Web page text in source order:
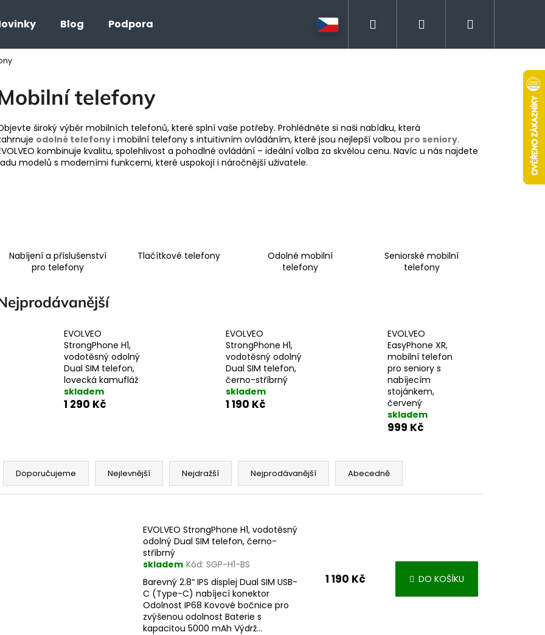
Blog Podpora Přihlášení
telefony
široký výběr mobilních telefonů, které splní vaše potřeby. Prohlédněte si naši nabídku, která
odolné telefony i mobilní telefony s intuitivním ovládáním, které jsou nejlepší volbou pro seniory.
kombinuje kvalitu, spolehlivost a pohodlné ovládání – ideální volba za skvělou cenu. Navíc u nás najdete
modelů s moderními funkcemi, které uspokojí i náročnější uživatele.
Nabíjení a příslušenství
pro telefony
Tlačítkové telefony
Odolné mobilní
telefony
Seniorské mobilní
telefony
EVOLVEO
StrongPhone H1,
vodotěsný odolný
Dual SIM telefon,
lovecká kamufláž
skladem
1 290 Kč
EVOLVEO
StrongPhone H1,
vodotěsný odolný
Dual SIM telefon,
černo-stříbrný
skladem
1 190 Kč
EVOLVEO
EasyPhone XR,
mobilní telefon
pro seniory s
nabíjecím
stojánkem,
červený
skladem
999 Kč
Ř
Doporučujeme Nejlevnější Nejdražší Nejprodávanější Abecedně
EVOLVEO StrongPhone H1, vodotěsný
odolný Dual SIM telefon, černo-
stříbrný
skladem Kód: SGP-H1-BS
Barevný 2.8“ IPS displej Dual SIM USB-
C (Type-C) nabíjecí konektor
Odolnost IP68 Kovové bočnice pro
zvýšenou odolnost Baterie s
kapacitou 5000 mAh Výdrž...
1 190 Kč DO KOŠÍKU